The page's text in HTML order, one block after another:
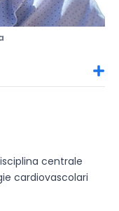
centrale
cardiovascolari